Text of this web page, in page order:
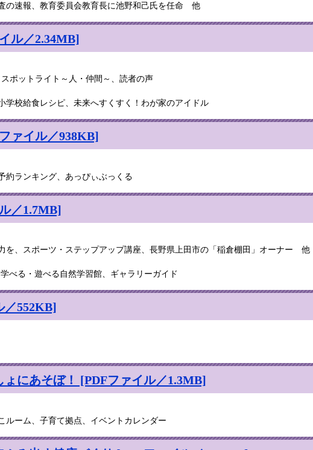
の速報、教育委員会教育長に池野和己氏を任命 他
ル／2.34MB]
ポットライト～人・仲間～、読者の声
学校給食レシピ、未来へすくすく！わが家のアイドル
ァイル／938KB]
約ランキング、あっぴぃぶっくる
／1.7MB]
を、スポーツ・ステップアップ講座、長野県上田市の「稲倉棚田」オーナー 他
べる・遊べる自然学習館、ギャラリーガイド
／552KB]
にあそぼ！ [PDFファイル／1.3MB]
ルーム、子育て拠点、イベントカレンダー